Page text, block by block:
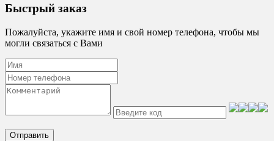
Быстрый заказ
Пожалуйста, укажите имя и свой номер телефона, чтобы мы
могли связаться с Вами
Отправить